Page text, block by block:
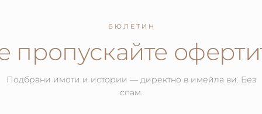
БЮЛЕТИН
пропускайте
Подбрани имоти и истории — директно в имейла ви. Без
спам.